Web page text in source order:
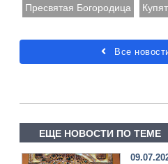
Пресвятая Богородица
Все
ЕЩЕ НОВОСТИ ПО ТЕМЕ